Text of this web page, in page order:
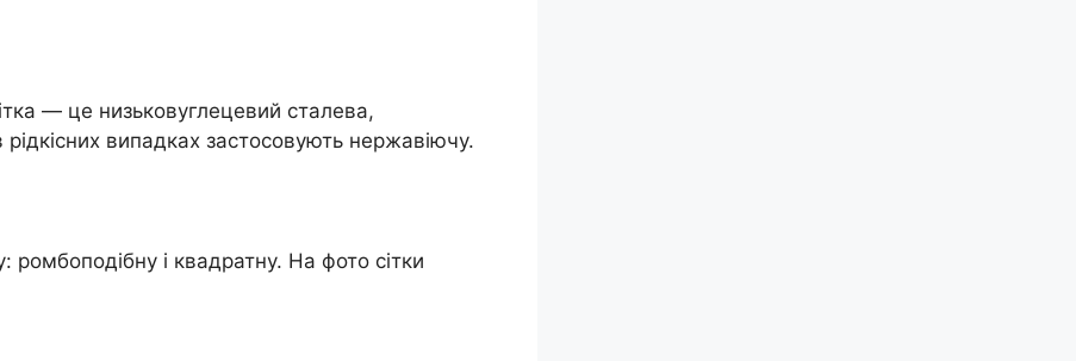
— це низьковуглецевий сталева,
випадках застосовують нержавіючу.
ромбоподібну і квадратну. На фото сітки